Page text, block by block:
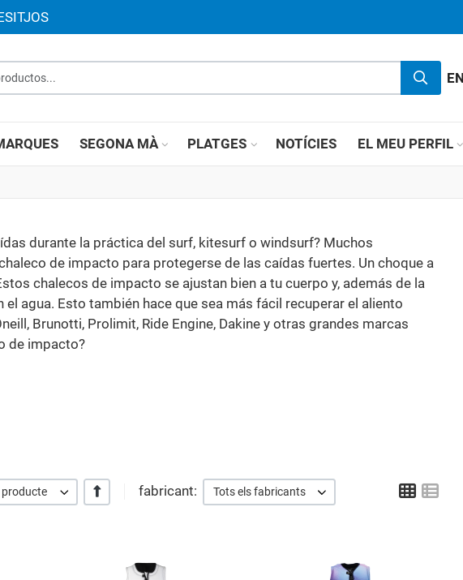
SEGONA MÀ PLATGES NOTÍCIES EL MEU PERFIL
durante la práctica del surf, kitesurf o windsurf? Muchos
de impacto para protegerse de las caídas fuertes. Un choque a
chalecos de impacto se ajustan bien a tu cuerpo y, además de la
agua. Esto también hace que sea más fácil recuperar el aliento
Brunotti, Prolimit, Ride Engine, Dakine y otras grandes marcas
de impacto?
producte +/- fabricant: Tots els fabricants GridList